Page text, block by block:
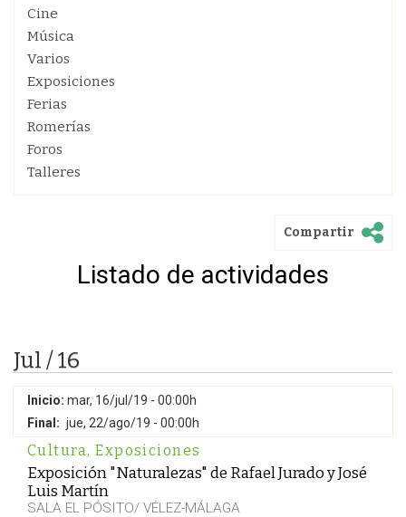
Cine
Música
Varios
Exposiciones
Ferias
Romerías
Foros
Talleres
Compartir
Listado de actividades
Jul / 16
Inicio: mar, 16/jul/19 - 00:00h
Final: jue, 22/ago/19 - 00:00h
Cultura, Exposiciones
Exposición "Naturalezas" de Rafael Jurado y José
Luis Martín
SALA EL PÓSITO/ VÉLEZ-MÁLAGA